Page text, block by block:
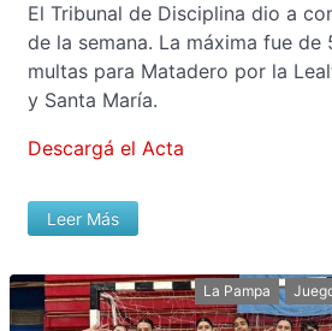
El Tribunal de Disciplina dio a
de la semana. La máxima fue
multas para Matadero por la
y Santa María.
Descargá el Acta
Leer Más
La Pampa